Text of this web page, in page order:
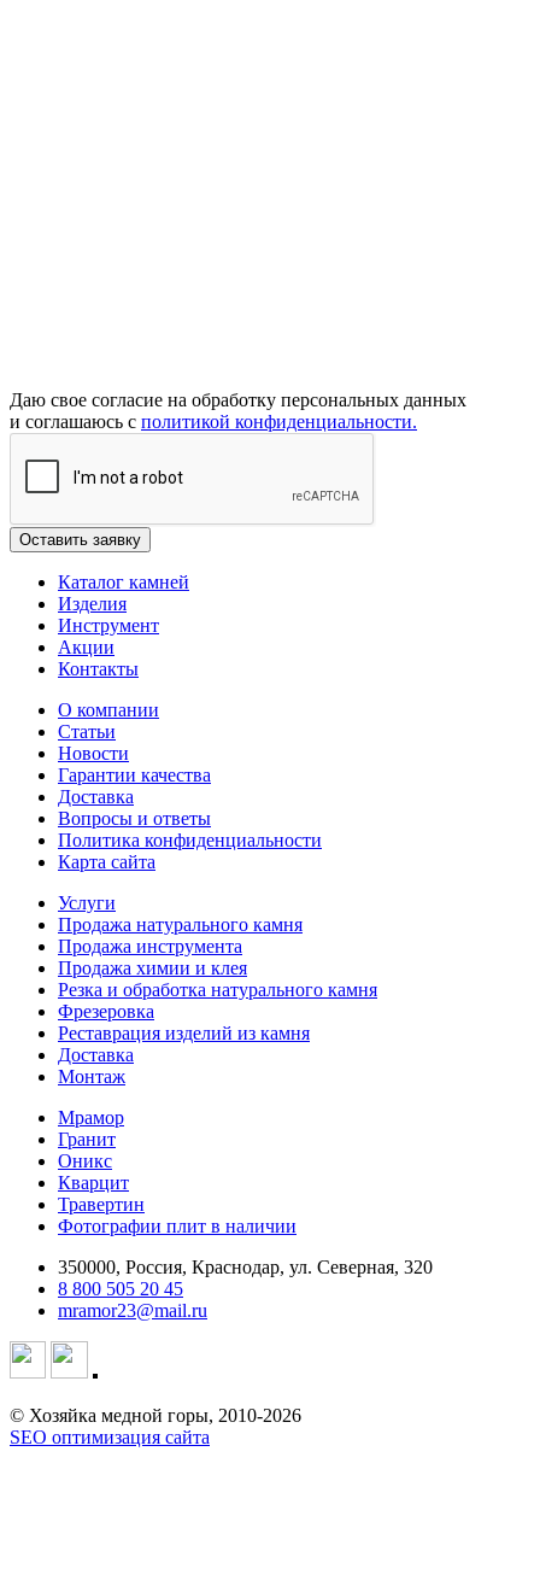
Даю свое согласие на обработку персональных данных
и соглашаюсь с политикой конфиденциальности.
Каталог камней
Изделия
Инструмент
Акции
Контакты
О компании
Статьи
Новости
Гарантии качества
Доставка
Вопросы и ответы
Политика конфиденциальности
Карта сайта
Услуги
Продажа натурального камня
Продажа инструмента
Продажа химии и клея
Резка и обработка натурального камня
Фрезеровка
Реставрация изделий из камня
Доставка
Монтаж
Мрамор
Гранит
Оникс
Кварцит
Травертин
Фотографии плит в наличии
350000, Россия, Краснодар, ул. Северная, 320
8 800 505 20 45
mramor23@mail.ru
© Хозяйка медной горы, 2010-2026
SEO оптимизация сайта